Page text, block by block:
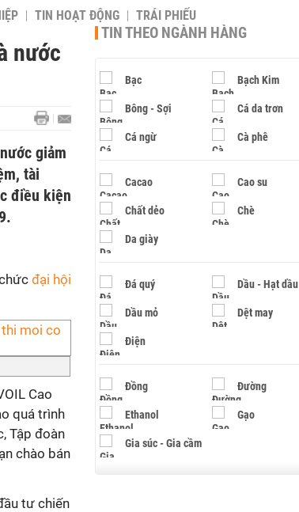
TIN HOẠT ĐỘNG TRÁI PHIẾU
nước
giảm
tài
điều kiện
đại hội
Cao
quá trình
Tập đoàn
chào bán
tư chiến
TIN THEO NGÀNH HÀNG
Bạc Bạch Kim
Bông - Sợi Cá da trơn
Cá ngừ Cà phê
Cacao Cao su
Chất dẻo Chè
Da giày
Đá quý Dầu - Hạt dầu
Dầu mỏ Dệt may
Điện
Đồng Đường
Ethanol Gạo
Gia súc - Gia cầm